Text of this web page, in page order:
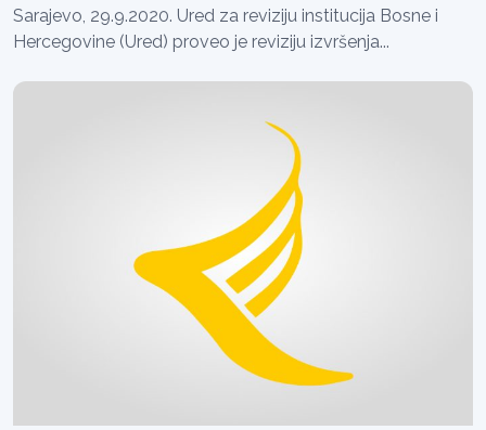
Sarajevo, 29.9.2020. Ured za reviziju institucija Bosne i
Hercegovine (Ured) proveo je reviziju izvršenja...